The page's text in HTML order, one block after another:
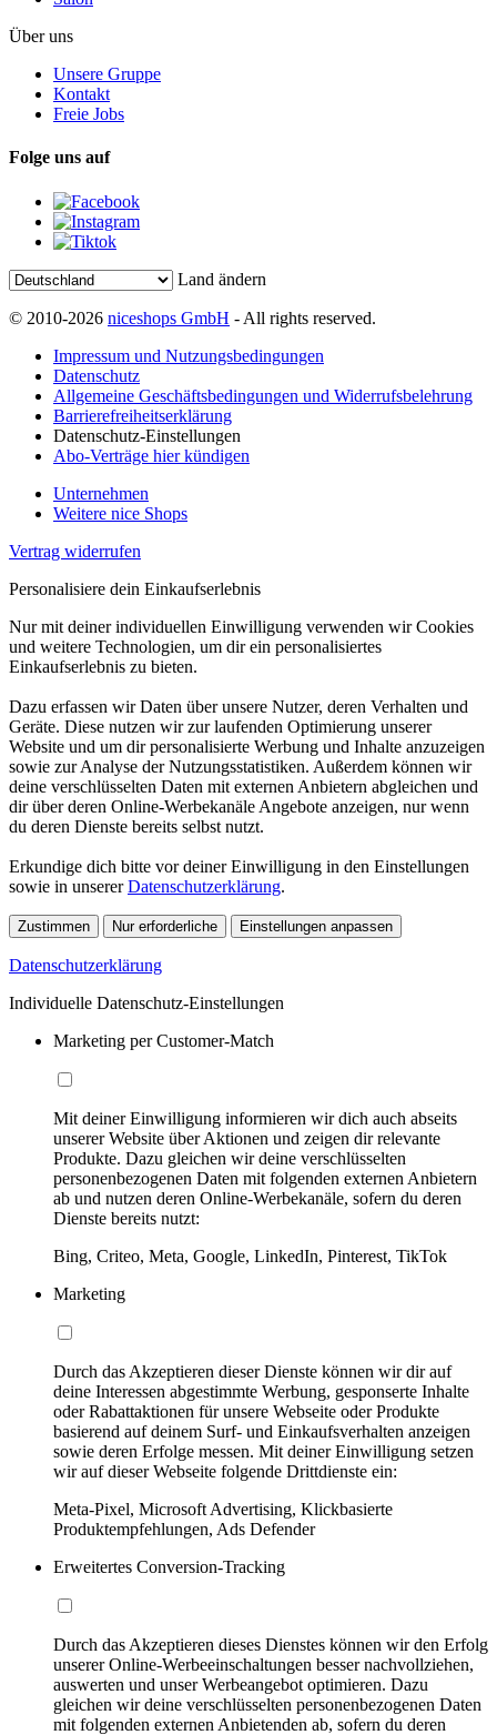
Über uns
Unsere Gruppe
Kontakt
Freie Jobs
Folge uns auf
Land ändern
© 2010-2026 niceshops GmbH - All rights reserved.
Impressum und Nutzungsbedingungen
Datenschutz
Allgemeine Geschäftsbedingungen und Widerrufsbelehrung
Barrierefreiheitserklärung
Datenschutz-Einstellungen
Abo-Verträge hier kündigen
Unternehmen
Weitere nice Shops
Vertrag widerrufen
Personalisiere dein Einkaufserlebnis
Nur mit deiner individuellen Einwilligung verwenden wir Cookies
und weitere Technologien, um dir ein personalisiertes
Einkaufserlebnis zu bieten.
Dazu erfassen wir Daten über unsere Nutzer, deren Verhalten und
Geräte. Diese nutzen wir zur laufenden Optimierung unserer
Website und um dir personalisierte Werbung und Inhalte anzuzeigen
sowie zur Analyse der Nutzungsstatistiken. Außerdem können wir
deine verschlüsselten Daten mit externen Anbietern abgleichen und
dir über deren Online-Werbekanäle Angebote anzeigen, nur wenn
du deren Dienste bereits selbst nutzt.
Erkundige dich bitte vor deiner Einwilligung in den Einstellungen
sowie in unsererDatenschutzerklärung.
Zustimmen Nur erforderliche Einstellungen anpassen
Datenschutzerklärung
Individuelle Datenschutz-Einstellungen
Marketing per Customer-Match
Mit deiner Einwilligung informieren wir dich auch abseits
unserer Website über Aktionen und zeigen dir relevante
Produkte. Dazu gleichen wir deine verschlüsselten
personenbezogenen Daten mit folgenden externen Anbietern
ab und nutzen deren Online-Werbekanäle, sofern du deren
Dienste bereits nutzt:
Bing, Criteo, Meta, Google, LinkedIn, Pinterest, TikTok
Marketing
Durch das Akzeptieren dieser Dienste können wir dir auf
deine Interessen abgestimmte Werbung, gesponserte Inhalte
oder Rabattaktionen für unsere Webseite oder Produkte
basierend auf deinem Surf- und Einkaufsverhalten anzeigen
sowie deren Erfolge messen. Mit deiner Einwilligung setzen
wir auf dieser Webseite folgende Drittdienste ein:
Meta-Pixel, Microsoft Advertising, Klickbasierte
Produktempfehlungen, Ads Defender
Erweitertes Conversion-Tracking
Durch das Akzeptieren dieses Dienstes können wir den Erfolg
unserer Online-Werbeeinschaltungen besser nachvollziehen,
auswerten und unser Werbeangebot optimieren. Dazu
gleichen wir deine verschlüsselten personenbezogenen Daten
mit folgenden externen Anbietenden ab, sofern du deren